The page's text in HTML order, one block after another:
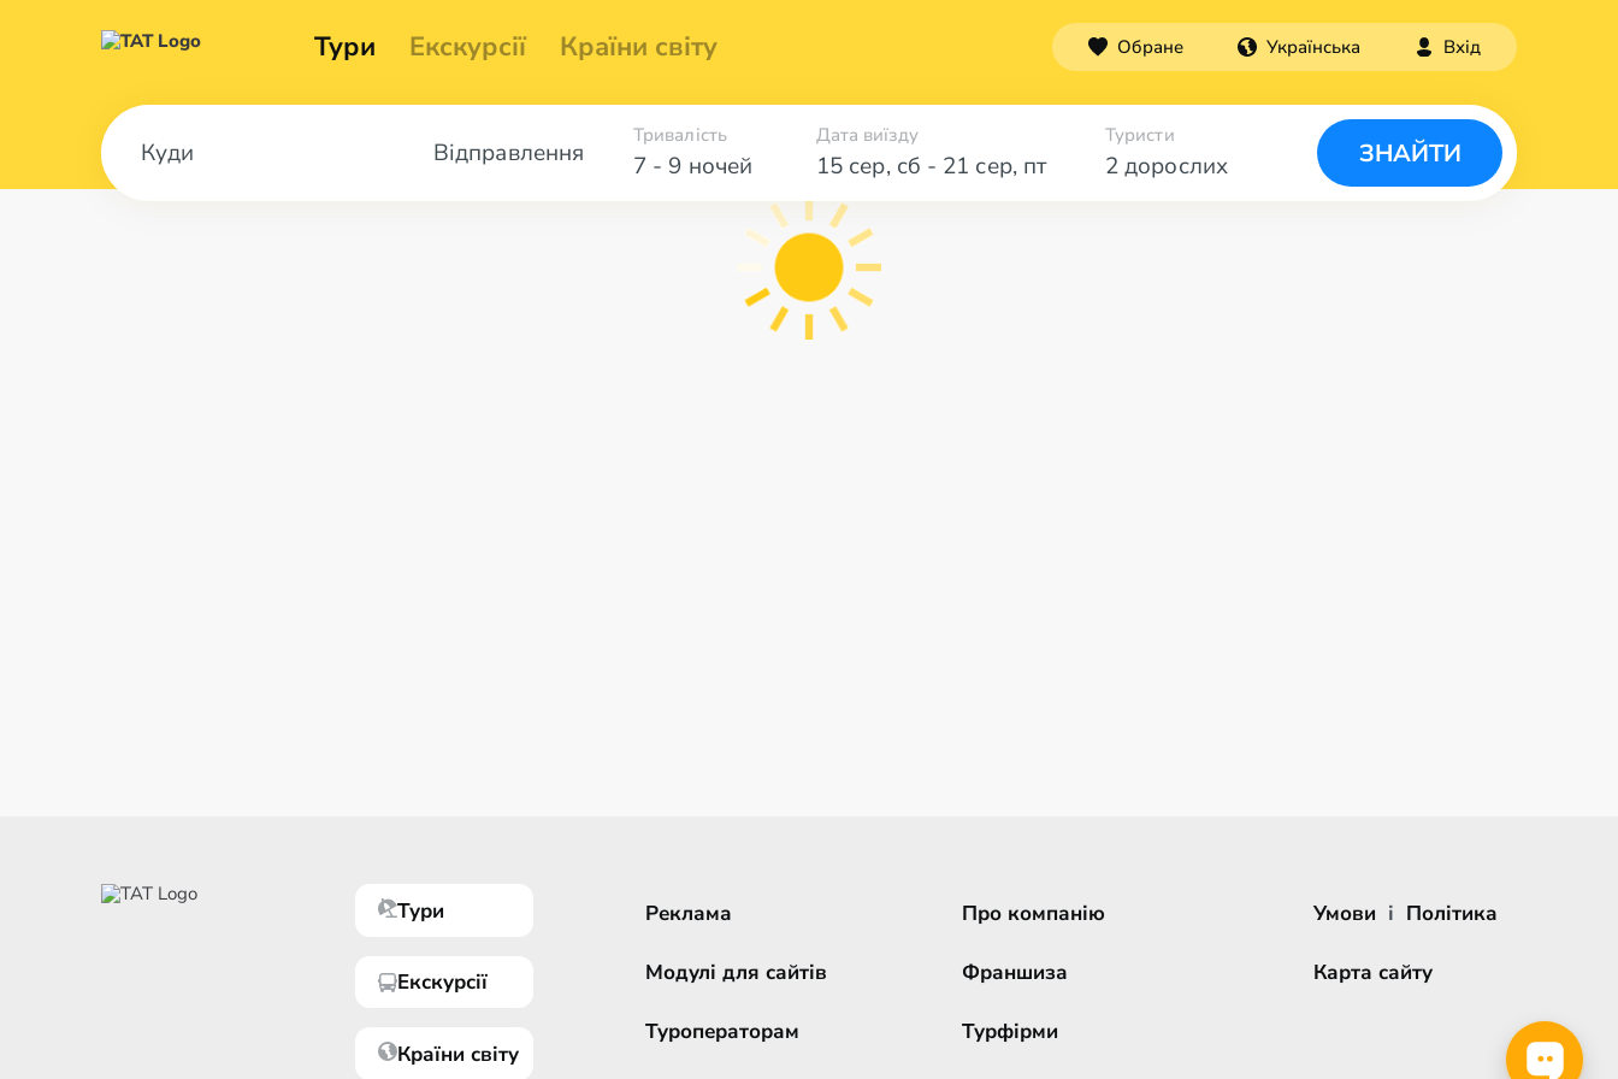
Тури Екскурсії Країни світу Обране Українська Вхід
Відправлення 7 - 9 ночей
Тривалість Дата виїзду
15 сер, сб - 21 сер, пт 2 дорослих
Туристи
ЗНАЙТИ
Тури
Екскурсії
Країни світу
Реклама
Модулі для сайтів
Туроператорам
Про компанію
Франшиза
Турфірми
Умови і Політика
Карта сайту